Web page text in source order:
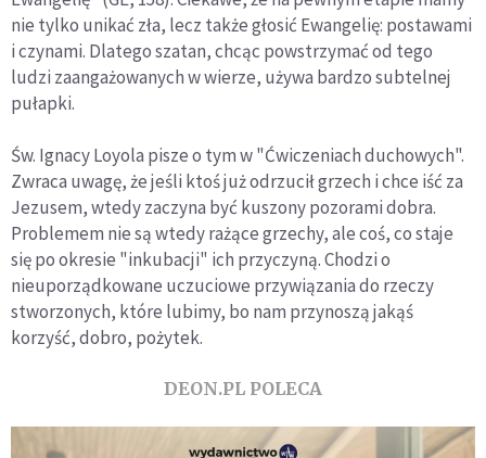
nie tylko unikać zła, lecz także głosić Ewangelię: postawami
i czynami. Dlatego szatan, chcąc powstrzymać od tego
ludzi zaangażowanych w wierze, używa bardzo subtelnej
pułapki.
Św. Ignacy Loyola pisze o tym w "Ćwiczeniach duchowych".
Zwraca uwagę, że jeśli ktoś już odrzucił grzech i chce iść za
Jezusem, wtedy zaczyna być kuszony pozorami dobra.
Problemem nie są wtedy rażące grzechy, ale coś, co staje
się po okresie "inkubacji" ich przyczyną. Chodzi o
nieuporządkowane uczuciowe przywiązania do rzeczy
stworzonych, które lubimy, bo nam przynoszą jakąś
korzyść, dobro, pożytek.
DEON.PL POLECA